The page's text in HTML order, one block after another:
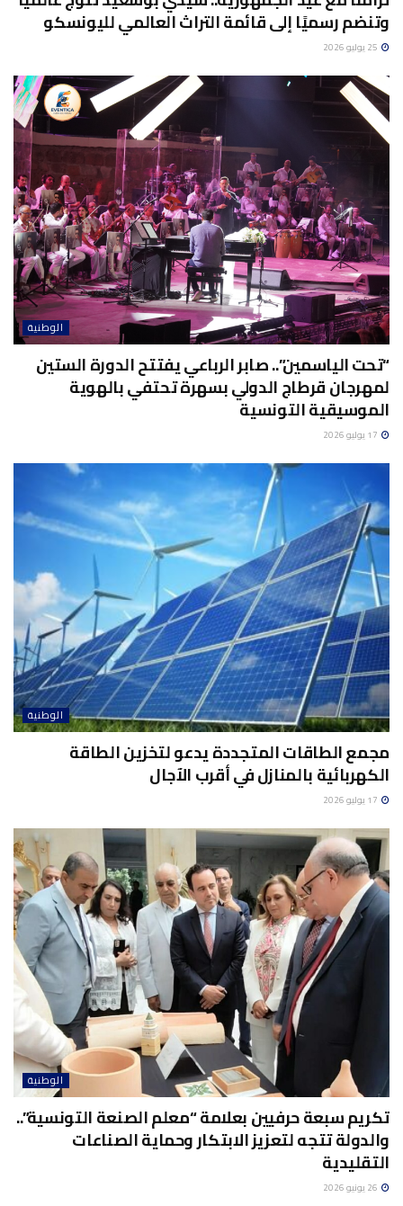
وتنضم رسميًا إلى قائمة التراث العالمي لليونسكو
الوطنية
“تحت الياسمين”.. صابر الرباعي يفتتح الدورة الستين
لمهرجان قرطاج الدولي بسهرة تحتفي بالهوية
الموسيقية التونسية
الوطنية
مجمع الطاقات المتجددة يدعو لتخزين الطاقة
الكهربائية بالمنازل في أقرب الآجال
الوطنية
تكريم سبعة حرفيين بعلامة “معلم الصنعة التونسية”..
والدولة تتجه لتعزيز الابتكار وحماية الصناعات
التقليدية